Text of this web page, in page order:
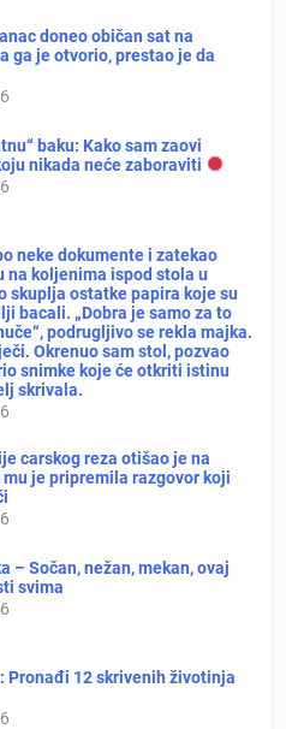
doneo običan sat na
ga je otvorio, prestao je da
baku: Kako sam zaovi
nikada neće zaboraviti
neke dokumente i zatekao
na koljenima ispod stola u
skuplja ostatke papira koje su
bacali. „Dobra je samo za to
podrugljivo se rekla majka.
Okrenuo sam stol, pozvao
snimke koje će otkriti istinu
skrivala.
carskog reza otišao je na
mu je pripremila razgovor koji
– Sočan, nežan, mekan, ovaj
svima
Pronađi 12 skrivenih životinja